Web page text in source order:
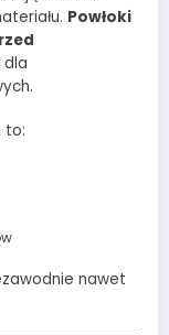
Powłoki
dla
to:
nawet